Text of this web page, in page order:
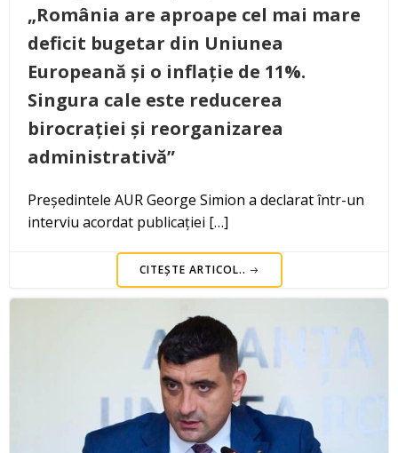
„România are aproape cel mai mare
deficit bugetar din Uniunea
Europeană și o inflație de 11%.
Singura cale este reducerea
birocrației și reorganizarea
administrativă”
Președintele AUR George Simion a declarat într-un
interviu acordat publicației […]
CITEȘTE ARTICOL..